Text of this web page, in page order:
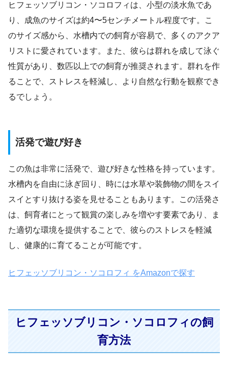
ヒフェッソブリコン・ソコロフィは、小型の淡水魚であ
り、成魚のサイズは約4〜5センチメートル程度です。こ
のサイズ感から、水槽内での飼育が容易で、多くのアクア
リストに愛されています。また、彼らは群れを成して泳ぐ
性質があり、数匹以上での飼育が推奨されます。群れを作
ることで、ストレスを軽減し、より自然な行動を観察でき
るでしょう。
活発で遊び好き
この魚は非常に活発で、遊び好きな性格を持っています。
水槽内を自由に泳ぎ回り、時には水草や装飾物の間をスイ
スイとすり抜ける姿を見せることもあります。この活発さ
は、飼育者にとって観賞の楽しみを増やす要素であり、ま
た適切な環境を提供することで、彼らのストレスを軽減
し、健康的に育てることが可能です。
ヒフェッソブリコン・ソコロフィ をAmazonで探す
ヒフェッソブリコン・ソコロフィの飼
育方法